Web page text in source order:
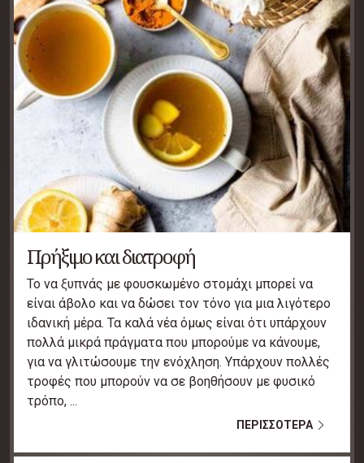
Πρήξιμο και διατροφή
Το να ξυπνάς με φουσκωμένο στομάχι μπορεί να
είναι άβολο και να δώσει τον τόνο για μια λιγότερο
ιδανική μέρα. Τα καλά νέα όμως είναι ότι υπάρχουν
πολλά μικρά πράγματα που μπορούμε να κάνουμε,
για να γλιτώσουμε την ενόχληση. Υπάρχουν πολλές
τροφές που μπορούν να σε βοηθήσουν με φυσικό
τρόπο, ...
ΠΕΡΙΣΣΟΤΕΡΑ